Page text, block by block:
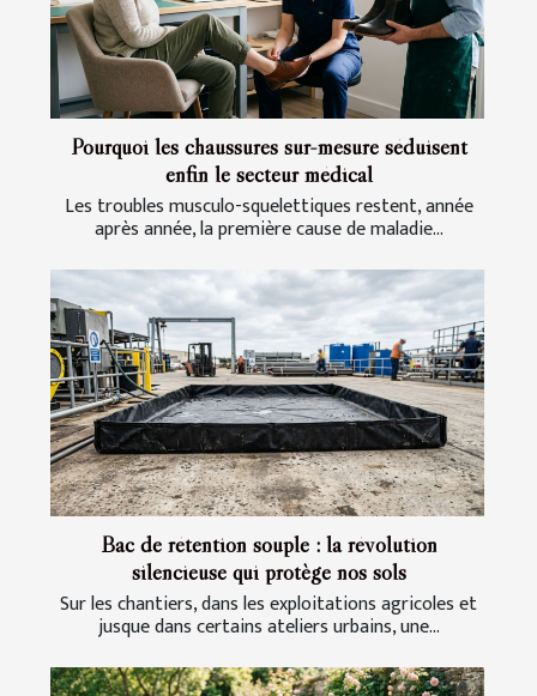
Pourquoi les chaussures sur-mesure séduisent
enfin le secteur médical
Les troubles musculo-squelettiques restent, année
après année, la première cause de maladie...
Bac de rétention souple : la révolution
silencieuse qui protège nos sols
Sur les chantiers, dans les exploitations agricoles et
jusque dans certains ateliers urbains, une...